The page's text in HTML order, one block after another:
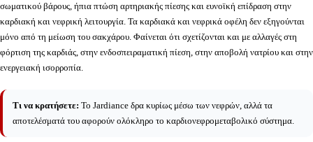
σωματικού βάρους, ήπια πτώση αρτηριακής πίεσης και ευνοϊκή επίδραση στην
καρδιακή και νεφρική λειτουργία. Τα καρδιακά και νεφρικά οφέλη δεν εξηγούνται
μόνο από τη μείωση του σακχάρου. Φαίνεται ότι σχετίζονται και με αλλαγές στη
φόρτιση της καρδιάς, στην ενδοσπειραματική πίεση, στην αποβολή νατρίου και στην
ενεργειακή ισορροπία.
Τι να κρατήσετε: Το Jardiance δρα κυρίως μέσω των νεφρών, αλλά τα
αποτελέσματά του αφορούν ολόκληρο το καρδιονεφρομεταβολικό σύστημα.